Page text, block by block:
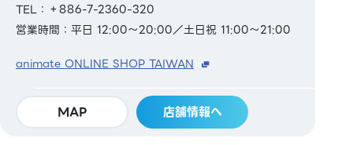
TEL：＋886-7-2360-320
営業時間：平日 12:00～20:00／土日祝 11:00～21:00
animate ONLINE SHOP TAIWAN
MAP 店舗情報へ